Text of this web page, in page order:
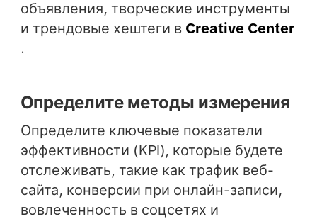
объявления, творческие инструменты
и трендовые хештеги в Creative Center
.
Определите методы измерения
Определите ключевые показатели
эффективности (KPI), которые будете
отслеживать, такие как трафик веб-
сайта, конверсии при онлайн-записи,
вовлеченность в соцсетях и